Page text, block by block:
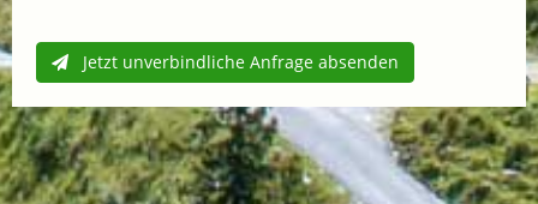
Jetzt unverbindliche Anfrage absenden